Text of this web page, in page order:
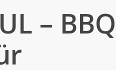
– BBQ